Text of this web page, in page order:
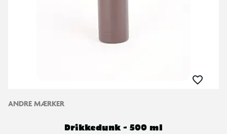
ANDRE MÆRKER
Drikkedunk - 500 ml